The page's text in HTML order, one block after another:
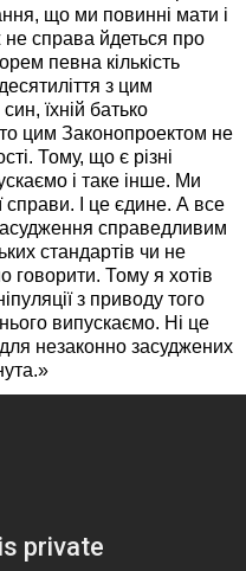
що ми повинні мати і
справа йдеться про
певна кількість
з цим
їхній батько
цим Законопроектом не
Тому, що є різні
і таке інше. Ми
справи. І це єдине. А все
справедливим
стандартів чи не
Тому я хотів
з приводу того
випускаємо. Ні це
незаконно засуджених